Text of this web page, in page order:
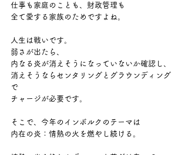
仕事も家庭のことも、財政管理も
全て愛する家族のためですよね。
人生は戦いです。
弱さが出たら、
内なる炎が消えそうになっていないか確認し、
消えそうならセンタリングとグラウンディング
で
チャージが必要です。
そこで、今年のインボルクのテーマは
内在の炎：情熱の火を燃やし続ける。